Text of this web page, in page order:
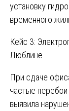
установку
временного
Кейс 3:
Люблине
При сдаче
частые
выявила